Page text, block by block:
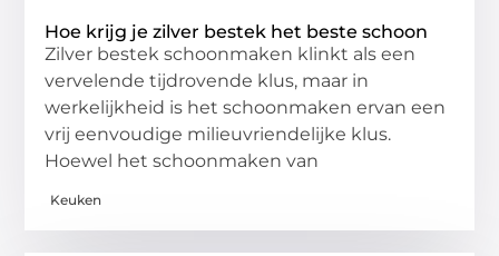
Hoe krijg je zilver bestek het beste schoon
Zilver bestek schoonmaken klinkt als een
vervelende tijdrovende klus, maar in
werkelijkheid is het schoonmaken ervan een
vrij eenvoudige milieuvriendelijke klus.
Hoewel het schoonmaken van
Keuken